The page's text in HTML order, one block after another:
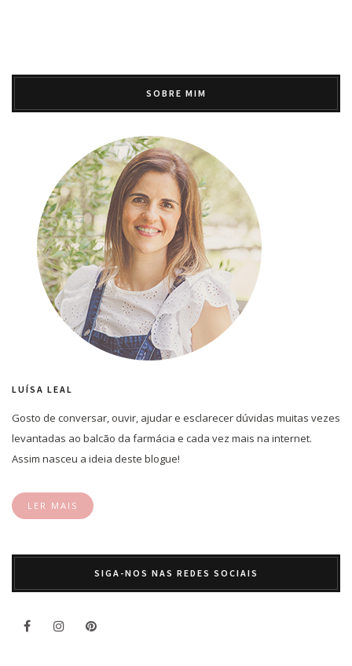
SOBRE MIM
LUÍSA LEAL
Gosto de conversar, ouvir, ajudar e esclarecer dúvidas muitas vezes
levantadas ao balcão da farmácia e cada vez mais na internet.
Assim nasceu a ideia deste blogue!
LER MAIS
SIGA-NOS NAS REDES SOCIAIS